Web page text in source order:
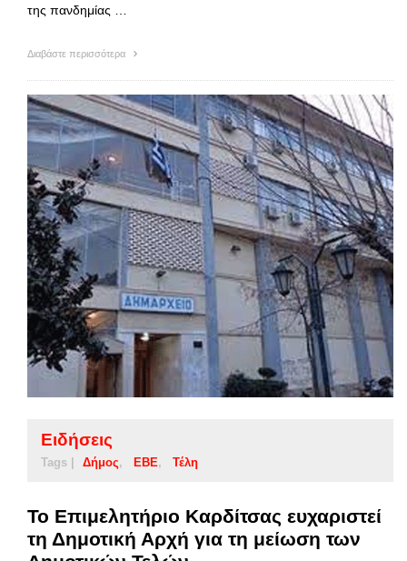
της πανδημίας …
Διαβάστε περισσότερα
Ειδήσεις
Tags | Δήμος ΕΒΕ Τέλη
Το Επιμελητήριο Καρδίτσας ευχαριστεί
τη Δημοτική Αρχή για τη μείωση των